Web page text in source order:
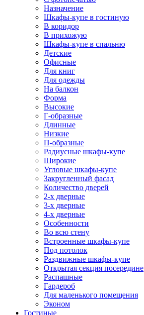
Назначение
Шкафы-купе в гостиную
В коридор
В прихожую
Шкафы-купе в спальню
Детские
Офисные
Для книг
Для одежды
На балкон
Форма
Высокие
Г-образные
Длинные
Низкие
П-образные
Радиусные шкафы-купе
Широкие
Угловые шкафы-купе
Закругленный фасад
Количество дверей
2-х дверные
3-х дверные
4-х дверные
Особенности
Во всю стену
Встроенные шкафы-купе
Под потолок
Раздвижные шкафы-купе
Открытая секция посередине
Распашные
Гардероб
Для маленького помещения
Эконом
Гостиные